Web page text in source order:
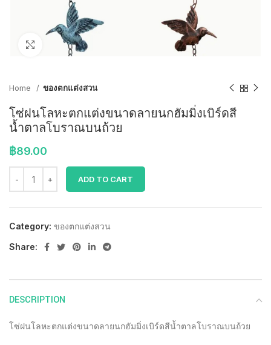
Click to enlarge
Home ของตกแต่งสวน
โซ่ฝนโลหะตกแต่งขนาดลายนกฮัมมิ่งเบิร์ดสี
น้ำตาลโบราณบนถ้วย
฿89.00
ADD TO CART
Category: ของตกแต่งสวน
Share:
DESCRIPTION
โซ่ฝนโลหะตกแต่งขนาดลายนกฮัมมิ่งเบิร์ดสีน้ำตาลโบราณบนถ้วย